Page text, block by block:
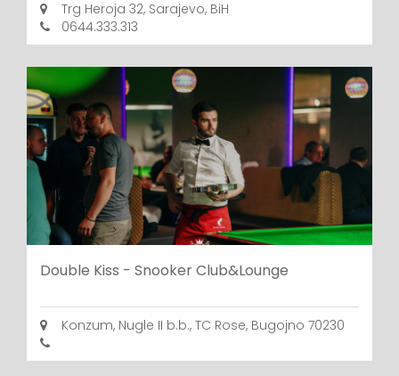
Trg Heroja 32, Sarajevo, BiH
0644.333.313
Double Kiss - Snooker Club&Lounge
Konzum, Nugle II b.b., TC Rose, Bugojno 70230